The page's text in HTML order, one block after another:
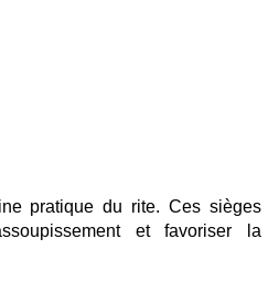
pratique du rite. Ces sièges
et favoriser la